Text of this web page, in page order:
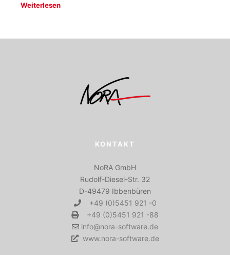
Weiterlesen
KONTAKT
NoRA GmbH
Rudolf-Diesel-Str. 32
D-49479 Ibbenbüren
+49 (0)5451 921 -0
+49 (0)5451 921 -88
info@nora-software.de
www.nora-software.de